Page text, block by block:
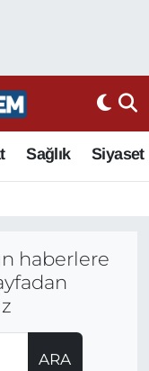
Sağlık Siyaset
haberlere
ARA